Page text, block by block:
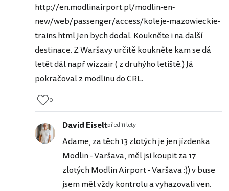
http://en.modlinairport.pl/modlin-en-
new/web/passenger/access/koleje-mazowieckie-
trains.html Jen bych dodal. Koukněte i na další
destinace. Z Waršavy určitě koukněte kam se dá
letět dál např wizzair ( z druhýho letiště.) Já
pokračoval z modlinu do CRL.
0
David Eiseltpřed 11 lety
Adame, za těch 13 zlotých je jen jízdenka
Modlin - Varšava, měl jsi koupit za 17
zlotých Modlin Airport - Varšava :)) v buse
jsem měl vždy kontrolu a vyhazovali ven.